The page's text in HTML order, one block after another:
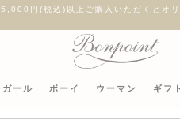
円(税込)以上ご購入いただくとオ
ガール ボーイ ウーマン ギフト